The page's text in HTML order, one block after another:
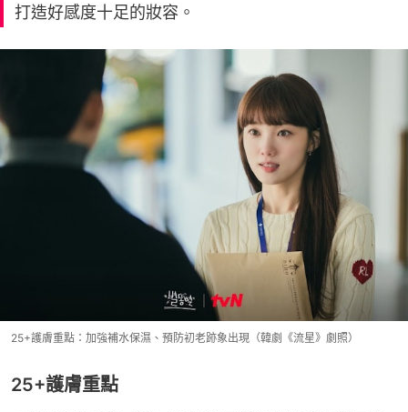
打造好感度十足的妝容。
25+護膚重點：加強補水保濕、預防初老跡象出現（韓劇《流星》劇照）
25+護膚重點